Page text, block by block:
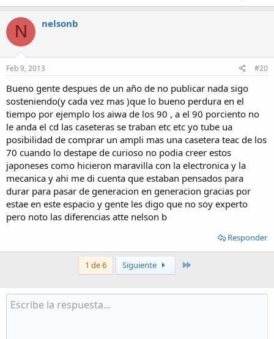
N nelsonb
Feb 9, 2013 #20
Bueno gente despues de un año de no publicar nada sigo
sosteniendo(y cada vez mas )que lo bueno perdura en el
tiempo por ejemplo los aiwa de los 90 , a el 90 porciento no
le anda el cd las caseteras se traban etc etc yo tube ua
posibilidad de comprar un ampli mas una casetera teac de los
70 cuando lo destape de curioso no podia creer estos
japoneses como hicieron maravilla con la electronica y la
mecanica y ahi me di cuenta que estaban pensados para
durar para pasar de generacion en generacion gracias por
estae en este espacio y gente les digo que no soy experto
pero noto las diferencias atte nelson b
Responder
1 de 6 Siguiente